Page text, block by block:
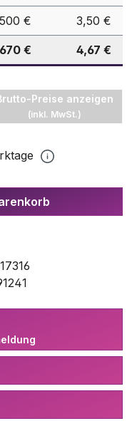
€ 3,50 €
€ 4,67 €
Preise anzeigen
(inkl. MwSt.)
Wert